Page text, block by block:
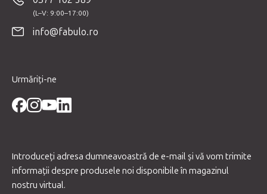
info@fabulo.ro
Urmăriți-ne
Introduceţi adresa dumneavoastră de e-mail şi vă vom trimite
informaţii despre produsele noi disponibile în magazinul
nostru virtual.